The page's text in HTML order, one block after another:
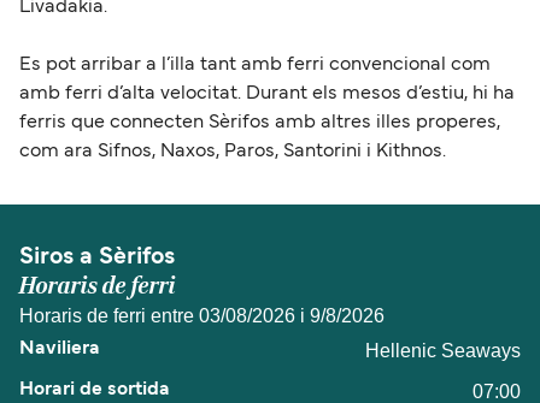
Livadakia.
Es pot arribar a l’illa tant amb ferri convencional com
amb ferri d’alta velocitat. Durant els mesos d’estiu, hi ha
ferris que connecten Sèrifos amb altres illes properes,
com ara Sifnos, Naxos, Paros, Santorini i Kithnos.
Siros a Sèrifos
Horaris de ferri
Horaris de ferri entre 03/08/2026 i 9/8/2026
Hellenic Seaways
07:00